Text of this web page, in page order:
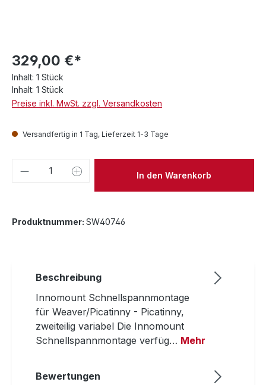
329,00 €*
Inhalt: 1 Stück
Inhalt: 1 Stück
Preise inkl. MwSt. zzgl. Versandkosten
Versandfertig in 1 Tag, Lieferzeit 1-3 Tage
Produkt Anzahl: Gib denIn den Warenkorb
Produktnummer: SW40746
Beschreibung
Innomount Schnellspannmontage
für Weaver/Picatinny - Picatinny,
zweiteilig variabel Die Innomount
Schnellspannmontage verfüg… Mehr
Bewertungen